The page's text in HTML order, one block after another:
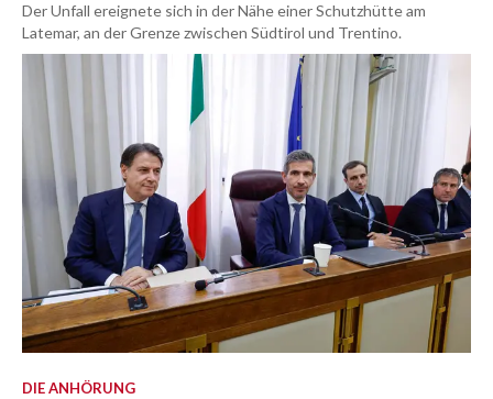
Der Unfall ereignete sich in der Nähe einer Schutzhütte am
Latemar, an der Grenze zwischen Südtirol und Trentino.
DIE ANHÖRUNG